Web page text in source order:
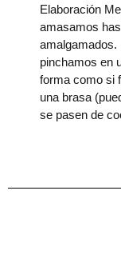
Elaboración
amasamos
amalgamados.
pinchamos en
forma como si
una brasa
se pasen de